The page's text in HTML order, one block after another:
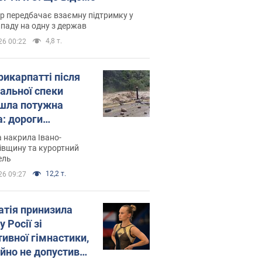
передбачає взаємну підтримку у
на одну з держав
00:22 4,8 т.
після
спеки
потужна
дороги
на
Відео
накрила Івано-
та курортний
09:27 12,2 т.
принизила
Росії зі
гімнастики,
не допустивши